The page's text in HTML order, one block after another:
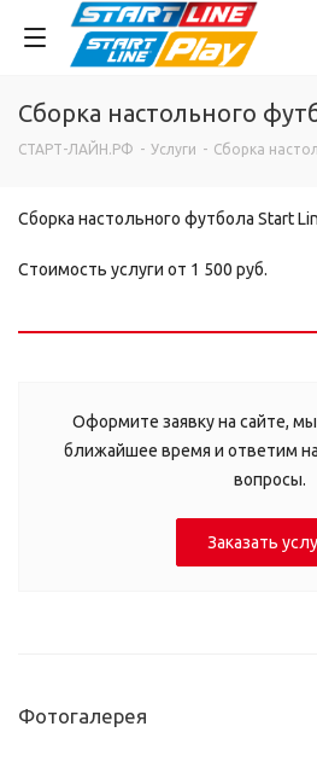
Сборка настольного
СТАРТ-ЛАЙН.РФ - Услуги - Сборка
Сборка настольного футбола Start
Стоимость услуги от 1 500 руб.
Оформите заявку на сайте,
ближайшее время и ответим
вопросы.
Заказать
Фотогалерея